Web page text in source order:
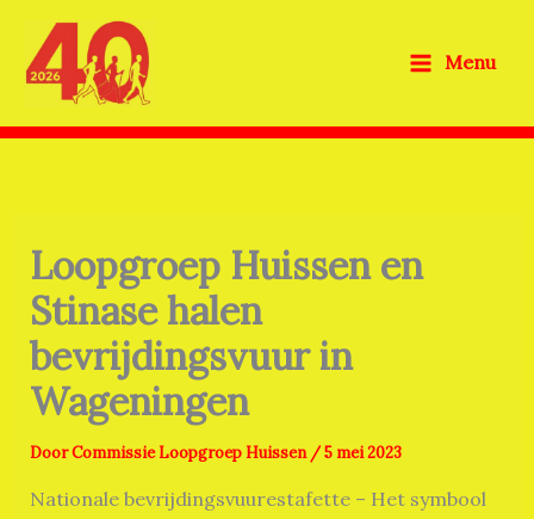
naar
Menu
Loopgroep Huissen en
Stinase halen
bevrijdingsvuur in
Wageningen
DoorCommissie Loopgroep Huissen /5 mei 2023
Nationale bevrijdingsvuurestafette – Het symbool